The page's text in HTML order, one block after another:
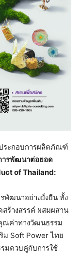
ระกอบการผลิตภัณฑ์
ารพัฒนาต่อยอด
of Thailand:
พัฒนาอย่างยั่งยืน ทั้ง
ร้างสรรค์ ผสมผสาน
ณค่าทางวัฒนธรรม
ม Soft Power ไทย
ควบคู่กับการใช้